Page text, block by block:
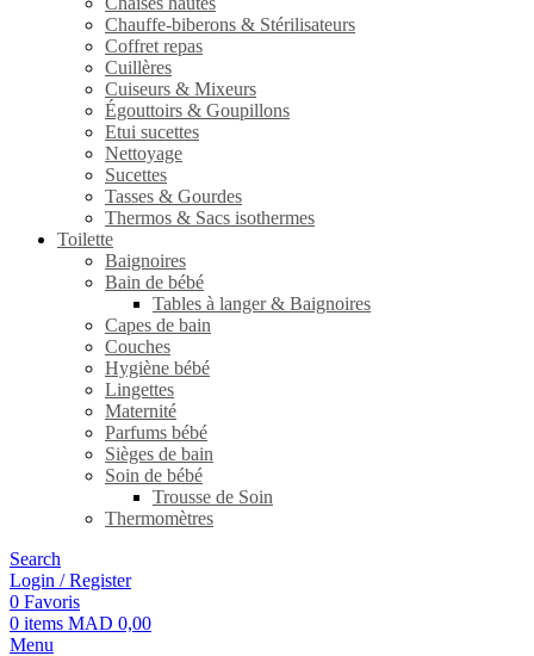
Chauffe-biberons & Stérilisateurs
Coffret repas
Cuillères
Cuiseurs & Mixeurs
Égouttoirs & Goupillons
Etui sucettes
Nettoyage
Sucettes
Tasses & Gourdes
Thermos & Sacs isothermes
Toilette
Baignoires
Bain de bébé
Tables à langer & Baignoires
Capes de bain
Couches
Hygiène bébé
Lingettes
Maternité
Parfums bébé
Sièges de bain
Soin de bébé
Trousse de Soin
Thermomètres
Search
Login / Register
0 Favoris
0 items MAD 0,00
Menu